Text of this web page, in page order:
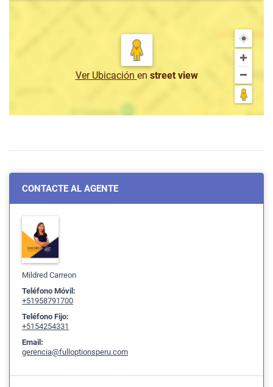
Ver Ubicación en street view
CONTACTE AL AGENTE
Mildred Carreon
Teléfono Móvil:
+51958791700
Teléfono Fijo:
+5154254331
Email:
gerencia@fulloptionsperu.com